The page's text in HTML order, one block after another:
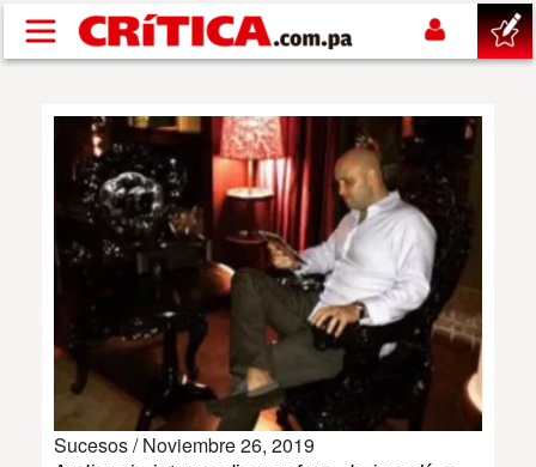
Pasar al contenido principal
SUCESOS
NACIONAL
POLÍTICA
DEPORTES
Sucesos /Noviembre 26, 2019